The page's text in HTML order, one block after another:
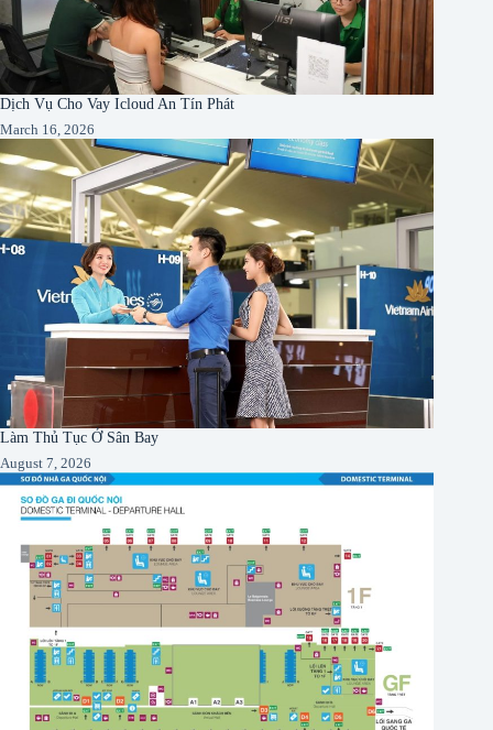
Dịch Vụ Cho Vay Icloud An Tín Phát
March 16, 2026
Làm Thủ Tục Ở Sân Bay
August 7, 2026